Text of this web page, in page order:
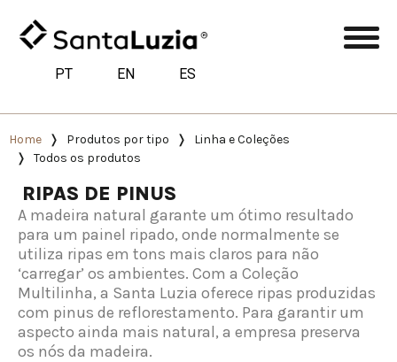
PT EN ES
Home Produtos por tipo
Linha e Coleções
Todos os produtos
RIPAS DE PINUS
A madeira natural garante um ótimo resultado
para um painel ripado, onde normalmente se
utiliza ripas em tons mais claros para não
‘carregar’ os ambientes. Com a Coleção
Multilinha, a Santa Luzia oferece ripas produzidas
com pinus de reflorestamento. Para garantir um
aspecto ainda mais natural, a empresa preserva
os nós da madeira.